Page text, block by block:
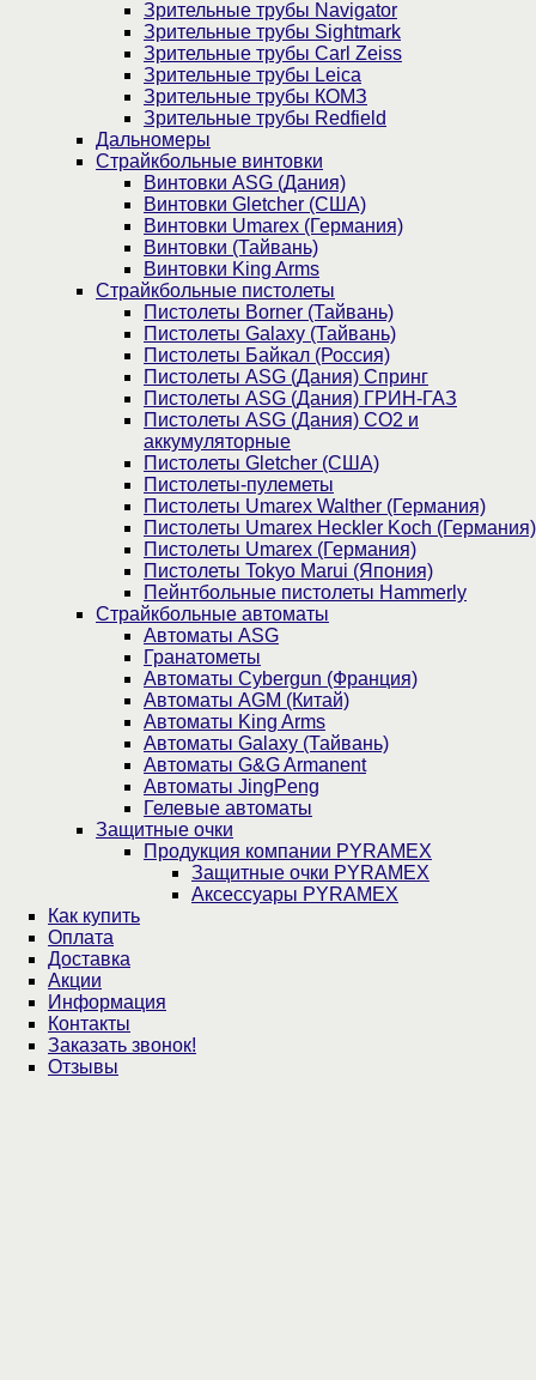
Зрительные трубы Navigator
Зрительные трубы Sightmark
Зрительные трубы Carl Zeiss
Зрительные трубы Leica
Зрительные трубы КОМЗ
Зрительные трубы Redfield
Дальномеры
Страйкбольные винтовки
Винтовки ASG (Дания)
Винтовки Gletcher (США)
Винтовки Umarex (Германия)
Винтовки (Тайвань)
Винтовки King Arms
Страйкбольные пистолеты
Пистолеты Borner (Тайвань)
Пистолеты Galaxy (Тайвань)
Пистолеты Байкал (Россия)
Пистолеты ASG (Дания) Спринг
Пистолеты ASG (Дания) ГРИН-ГАЗ
Пистолеты ASG (Дания) CO2 и
аккумуляторные
Пистолеты Gletcher (США)
Пистолеты-пулеметы
Пистолеты Umarex Walther (Германия)
Пистолеты Umarex Heckler Koch (Германия)
Пистолеты Umarex (Германия)
Пистолеты Tokyo Marui (Япония)
Пейнтбольные пистолеты Hammerly
Страйкбольные автоматы
Автоматы ASG
Гранатометы
Автоматы Cybergun (Франция)
Автоматы AGM (Китай)
Автоматы King Arms
Автоматы Galaxy (Тайвань)
Автоматы G&G Armanent
Автоматы JingPeng
Гелевые автоматы
Защитные очки
Продукция компании PYRAMEX
Защитные очки PYRAMEX
Аксессуары PYRAMEX
Как купить
Оплата
Доставка
Акции
Информация
Контакты
Заказать звонок!
Отзывы